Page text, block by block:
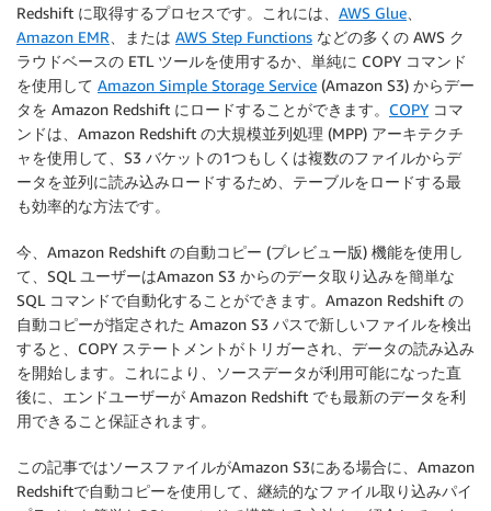
Redshift に取得するプロセスです。これには、 AWS Glue
Amazon EMR 、または AWS Step Functions などの多くの AWS ク
ラウドベースの ETL ツールを使用するか、単純に COPY コマンド
を使用して Amazon Simple Storage Service (Amazon S3) からデー
タを Amazon Redshift にロードすることができます。 COPY コマ
ンドは、Amazon Redshift の大規模並列処理 (MPP) アーキテクチ
ャを使用して、S3 バケットの1つもしくは複数のファイルからデ
ータを並列に読み込みロードするため、テーブルをロードする最
も効率的な方法です。
今、Amazon Redshift の自動コピー (プレビュー版) 機能を使用し
て、SQL ユーザーはAmazon S3 からのデータ取り込みを簡単な
SQL コマンドで自動化することができます。Amazon Redshift の
自動コピーが指定された Amazon S3 パスで新しいファイルを検出
すると、COPY ステートメントがトリガーされ、データの読み込み
を開始します。これにより、ソースデータが利用可能になった直
後に、エンドユーザーが Amazon Redshift でも最新のデータを利
用できること保証されます。
この記事ではソースファイルがAmazon S3にある場合に、Amazon
Redshiftで自動コピーを使用して、継続的なファイル取り込みパイ